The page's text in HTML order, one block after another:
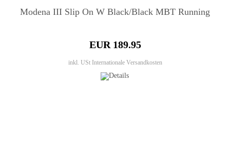
Modena III Slip On W Black/Black MBT Running
EUR 189.95
inkl. USt Internationale Versandkosten